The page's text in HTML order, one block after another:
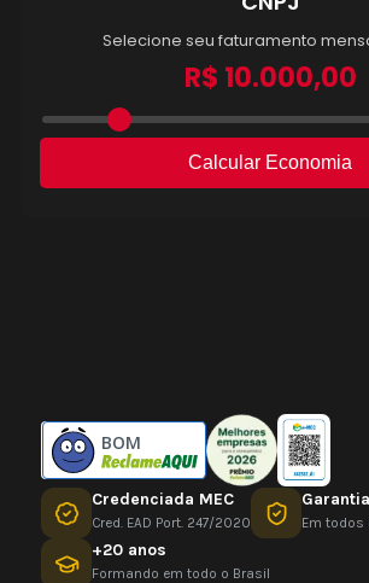
BOM
Credenciada MEC
Cred. EAD Port. 247/2020 Em
+20 anos
Formando em todo o Brasil